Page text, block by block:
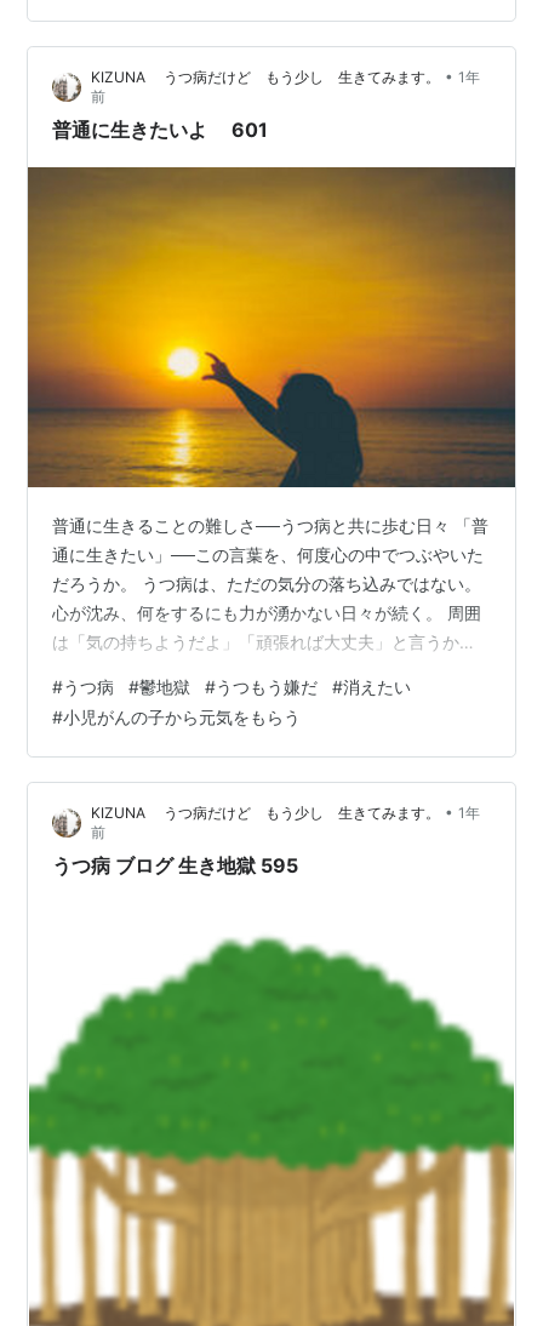
らなければ」と頭ではわからなくても、体が動かない。
何もしていないのに、ただ生きているだけで疲れる。 消
え去りたい——希死念θの意思 「消えたい」という気持
ちは、うつ病に苦しむ人のために…
KIZUNA うつ病だけど もう少し 生きてみます。 • 1年
前
普通に生きたいよ 601
普通に生きることの難しさ──うつ病と共に歩む日々 「普
通に生きたい」──この言葉を、何度心の中でつぶやいた
だろうか。 うつ病は、ただの気分の落ち込みではない。
心が沈み、何をするにも力が湧かない日々が続く。 周囲
は「気の持ちようだよ」「頑張れば大丈夫」と言うかも
本質なのだ。 私もかつては「普通に」生きていた。 朝起
きて、仕事や学校に行き、友人と笑い、家に帰って休む
──そんな当たり前の日常が、ある日を境に壊れた。 朝が
来ても布団から出られず、顔を洗うのすら億劫になっ
た。 食事の味がしない、音楽が心に響かない、人と話す
のが怖い。何もかもが灰色に見…
#うつ病 #鬱地獄 #うつもう嫌だ #消えたい
#小児がんの子から元気をもらう
KIZUNA うつ病だけど もう少し 生きてみます。 • 1年
前
うつ病 ブログ 生き地獄 595